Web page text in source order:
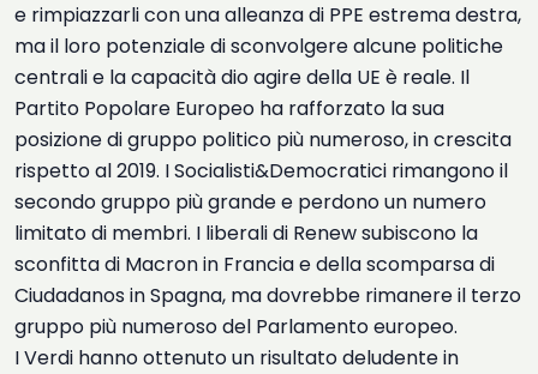
e rimpiazzarli con una alleanza di PPE estrema destra,
ma il loro potenziale di sconvolgere alcune politiche
centrali e la capacità dio agire della UE è reale. Il
Partito Popolare Europeo ha rafforzato la sua
posizione di gruppo politico più numeroso, in crescita
rispetto al 2019. I Socialisti&Democratici rimangono il
secondo gruppo più grande e perdono un numero
limitato di membri. I liberali di Renew subiscono la
sconfitta di Macron in Francia e della scomparsa di
Ciudadanos in Spagna, ma dovrebbe rimanere il terzo
gruppo più numeroso del Parlamento europeo.
I Verdi hanno ottenuto un risultato deludente in